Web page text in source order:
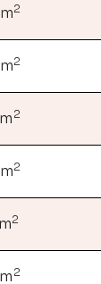
2
2
2
2
2
2